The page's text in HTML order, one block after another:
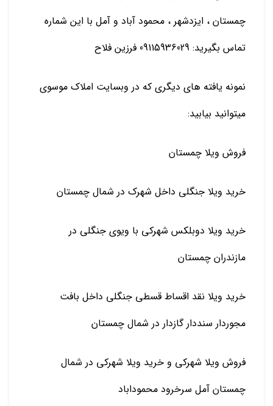
چمستان ، ایزدشهر ، محمود آباد و آمل با این شماره
تماس بگیرید: 09115936029 فرزین فلاح
نمونه یافته های دیگری که در وبسایت املاک موسوی
میتوانید بیابید:
فروش ویلا چمستان
خرید ویلا جنگلی داخل شهرک در شمال چمستان
خرید ویلا دوبلکس شهرکی با ویوی جنگلی در
مازندران چمستان
خرید ویلا نقد اقساط قسطی جنگلی داخل بافت
مجوردار سنددار گازدار در شمال چمستان
فروش ویلا شهرکی و خرید ویلا شهرکی در شمال
چمستان آمل سرخرود محموداباد